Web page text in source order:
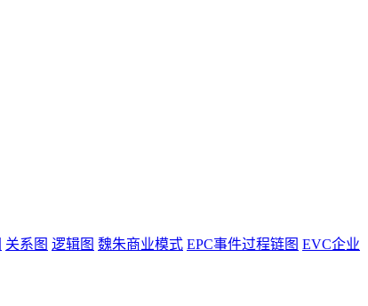
关系图 逻辑图 魏朱商业模式 EPC事件过程链图 EVC企业